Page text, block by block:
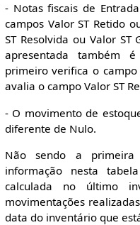
- Notas fiscais de
campos Valor ST Retido
ST Resolvida ou Valor
apresentada também
primeiro verifica o campo
avalia o campo Valor ST
- O movimento de
diferente de Nulo.
Não sendo a
informação nesta
calculada no último
movimentações
data do inventário que